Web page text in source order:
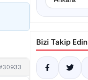
Bizi Takip Edin